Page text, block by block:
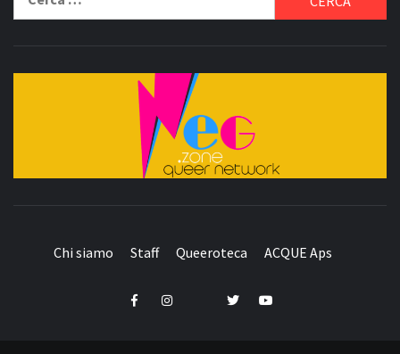
per:
Chi siamo Staff Queeroteca ACQUE Aps
FacebookInstagram TwitterYouTube